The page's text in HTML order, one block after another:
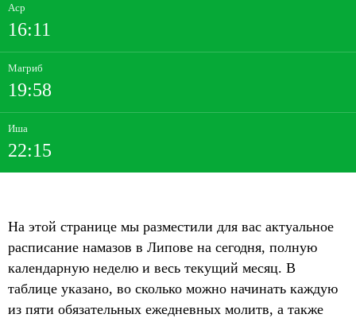
Аср
16:11
Магриб
19:58
Иша
22:15
На этой странице мы разместили для вас актуальное
расписание намазов в Липове на сегодня, полную
календарную неделю и весь текущий месяц. В
таблице указано, во сколько можно начинать каждую
из пяти обязательных ежедневных молитв, а также